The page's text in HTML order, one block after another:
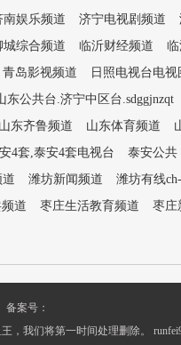
南娱乐频道 济宁电视剧频道
城综合频道 临沂财经频道
青岛影视频道 日照电视台电视
东公共台.济宁中区台.sdggjnzqt
山东齐鲁频道 山东体育频道
4套,泰安4套电视台 泰安公共
潍坊新闻频道 潍坊有线
道 枣庄生活教育频道 枣庄
备案号：
，我们将第一时间处理删除。